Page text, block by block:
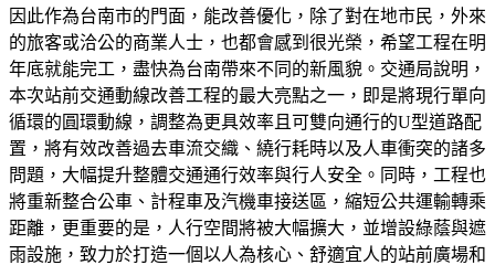
因此作為台南市的門面，能改善優化，除了對在地市民，外來
的旅客或洽公的商業人士，也都會感到很光榮，希望工程在明
年底就能完工，盡快為台南帶來不同的新風貌。交通局說明，
本次站前交通動線改善工程的最大亮點之一，即是將現行單向
循環的圓環動線，調整為更具效率且可雙向通行的U型道路配
置，將有效改善過去車流交織、繞行耗時以及人車衝突的諸多
問題，大幅提升整體交通通行效率與行人安全。同時，工程也
將重新整合公車、計程車及汽機車接送區，縮短公共運輸轉乘
距離，更重要的是，人行空間將被大幅擴大，並增設綠蔭與遮
雨設施，致力於打造一個以人為核心、舒適宜人的站前廣場和